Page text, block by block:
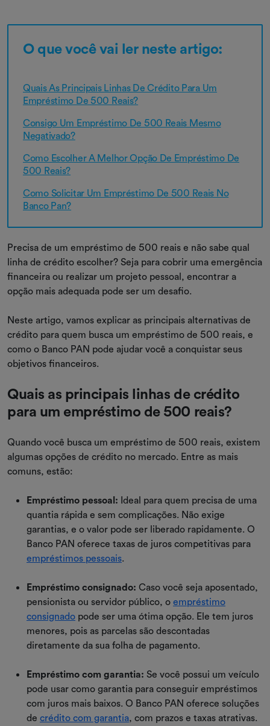
O que você vai ler neste artigo:
Quais As Principais Linhas De Crédito Para Um
Empréstimo De 500 Reais?
Consigo Um Empréstimo De 500 Reais Mesmo
Negativado?
Como Escolher A Melhor Opção De Empréstimo De
500 Reais?
Como Solicitar Um Empréstimo De 500 Reais No
Banco Pan?
Precisa de um empréstimo de 500 reais e não sabe qual
linha de crédito escolher? Seja para cobrir uma emergência
financeira ou realizar um projeto pessoal, encontrar a
opção mais adequada pode ser um desafio.
Neste artigo, vamos explicar as principais alternativas de
crédito para quem busca um empréstimo de 500 reais, e
como o Banco PAN pode ajudar você a conquistar seus
objetivos financeiros.
Quais as principais linhas de crédito
para um empréstimo de 500 reais?
Quando você busca um empréstimo de 500 reais, existem
algumas opções de crédito no mercado. Entre as mais
comuns, estão:
Empréstimo pessoal: Ideal para quem precisa de uma
quantia rápida e sem complicações. Não exige
garantias, e o valor pode ser liberado rapidamente. O
Banco PAN oferece taxas de juros competitivas para
empréstimos pessoais.
Empréstimo consignado: Caso você seja aposentado,
pensionista ou servidor público, o empréstimo
consignado pode ser uma ótima opção. Ele tem juros
menores, pois as parcelas são descontadas
diretamente da sua folha de pagamento.
Empréstimo com garantia: Se você possui um veículo
pode usar como garantia para conseguir empréstimos
com juros mais baixos. O Banco PAN oferece soluções
de crédito com garantia, com prazos e taxas atrativas.